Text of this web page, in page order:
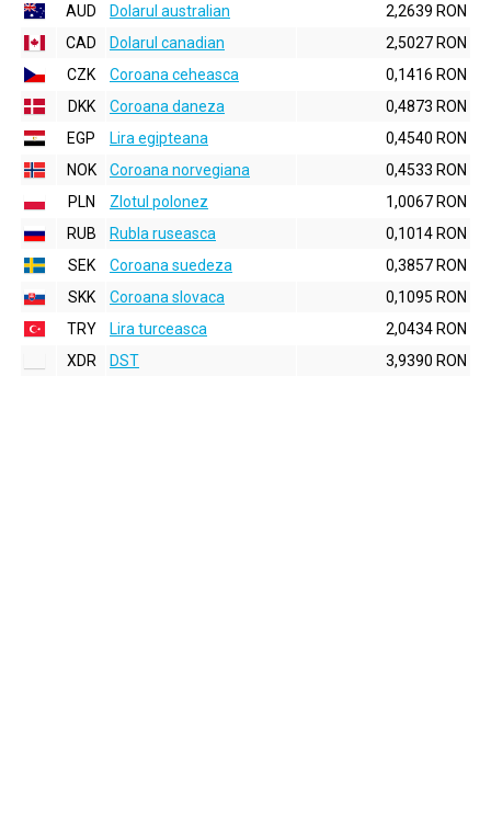
AUD
Dolarul australian
2,2639 RON
CAD
Dolarul canadian
2,5027 RON
CZK
Coroana ceheasca
0,1416 RON
DKK
Coroana daneza
0,4873 RON
EGP
Lira egipteana
0,4540 RON
NOK
Coroana norvegiana
0,4533 RON
PLN
Zlotul polonez
1,0067 RON
RUB
Rubla ruseasca
0,1014 RON
SEK
Coroana suedeza
0,3857 RON
SKK
Coroana slovaca
0,1095 RON
TRY
Lira turceasca
2,0434 RON
XDR
DST 3,9390 RON